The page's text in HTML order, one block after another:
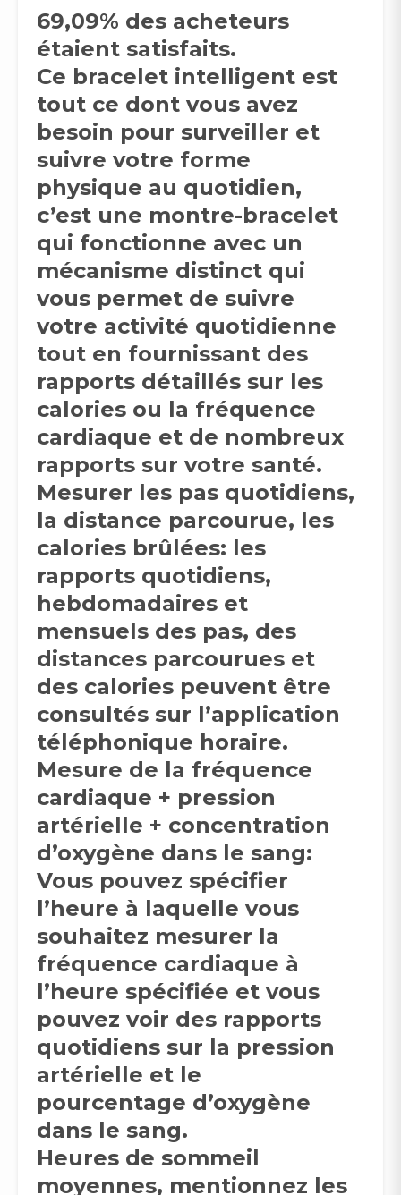
69,09% des acheteurs
étaient satisfaits.
Ce bracelet intelligent est
tout ce dont vous avez
besoin pour surveiller et
suivre votre forme
physique au quotidien,
c’est une montre-bracelet
qui fonctionne avec un
mécanisme distinct qui
vous permet de suivre
votre activité quotidienne
tout en fournissant des
rapports détaillés sur les
calories ou la fréquence
cardiaque et de nombreux
rapports sur votre santé.
Mesurer les pas quotidiens,
la distance parcourue, les
calories brûlées: les
rapports quotidiens,
hebdomadaires et
mensuels des pas, des
distances parcourues et
des calories peuvent être
consultés sur l’application
téléphonique horaire.
Mesure de la fréquence
cardiaque + pression
artérielle + concentration
d’oxygène dans le sang:
Vous pouvez spécifier
l’heure à laquelle vous
souhaitez mesurer la
fréquence cardiaque à
l’heure spécifiée et vous
pouvez voir des rapports
quotidiens sur la pression
artérielle et le
pourcentage d’oxygène
dans le sang.
Heures de sommeil
moyennes, mentionnez les